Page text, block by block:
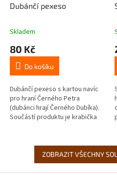
Dubánčí pexeso
Skladem
80 Kč
Do košíku
Dubánčí pexeso s kartou navíc
pro hraní Černého Petra
(dubánci hrají Černého Dubíka).
Součástí produktu je krabička
karet, 4...
ZOBRAZIT VŠECHNY